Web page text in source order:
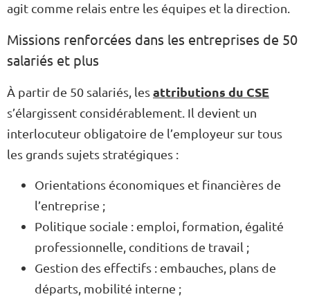
agit comme relais entre les équipes et la direction.
Missions renforcées dans les entreprises de 50
salariés et plus
À partir de 50 salariés, lesattributions du CSE
s’élargissent considérablement. Il devient un
interlocuteur obligatoire de l’employeur sur tous
les grands sujets stratégiques :
Orientations économiques et financières de
l’entreprise ;
Politique sociale : emploi, formation, égalité
professionnelle, conditions de travail ;
Gestion des effectifs : embauches, plans de
départs, mobilité interne ;